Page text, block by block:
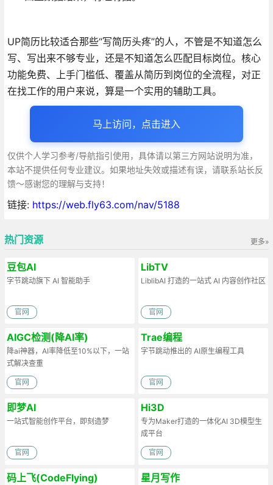
UP简历比较适合那些“写简历头疼”的人，不管是不知道怎么
写、写出来不够专业，还是不知道怎么匹配目标岗位。核心
功能免费、上手门槛低、覆盖从简历到岗位的全流程，对正
在找工作的用户来说，算是一个实用的辅助工具。
马上访问，点击进入
仅供个人学习参考/导航指引使用，具体请以第三方网站说明为准，
本站不提供任何专业建议。如果地址失效或描述有误，请联系站长反
馈～感谢您的理解与支持！
链接: https://web.fly63.com/nav/5188
更多»
热门资源
豆包AI
字节跳动旗下 AI 智能助手
官网
LibTV
LiblibAI 打造的一站式 AI 内容创作社区
官网
AIGC检测(降AI率)
降ai神器，AI率降低至10%以下，一站
式解决查重
官网
Trae编程
字节跳动推出的 AI原生编程工具
官网
即梦AI
一站式智能创作平台，即刻造梦
官网
Hi3D
专为Maker打造的一体化AI 3D模型生
成平台
官网
码上飞(CodeFlying) 星月写作